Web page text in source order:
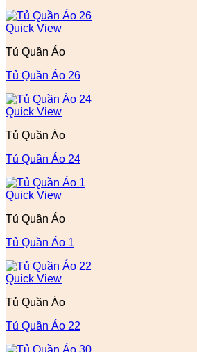
Quick View
Tủ Quần Áo
Tủ Quần Áo 26
Quick View
Tủ Quần Áo
Tủ Quần Áo 24
Quick View
Tủ Quần Áo
Tủ Quần Áo 1
Quick View
Tủ Quần Áo
Tủ Quần Áo 22